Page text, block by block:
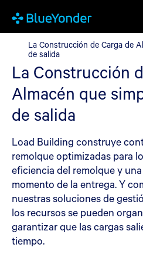
La Construcción de Carga de
La Construcción de Carga de
de salida
La Construcción
Almacén que
de salida
Load Building construye
remolque optimizadas para
eficiencia del remolque y
momento de la entrega. Y
nuestras soluciones de
los recursos se pueden
garantizar que las cargas
tiempo.